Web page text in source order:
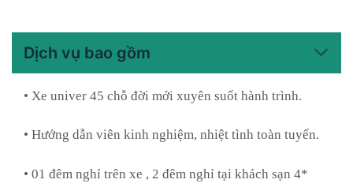
Dịch vụ bao gồm
• Xe univer 45 chỗ đời mới xuyên suốt hành trình.
• Hướng dẫn viên kinh nghiệm, nhiệt tình toàn tuyến.
• 01 đêm nghỉ trên xe , 2 đêm nghỉ tại khách sạn 4*